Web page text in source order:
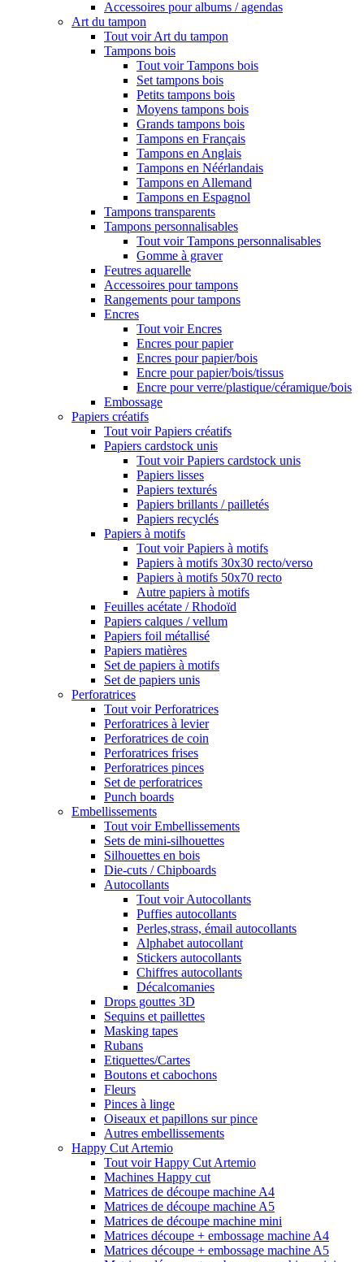
Accessoires pour albums / agendas
Art du tampon
Tout voir Art du tampon
Tampons bois
Tout voir Tampons bois
Set tampons bois
Petits tampons bois
Moyens tampons bois
Grands tampons bois
Tampons en Français
Tampons en Anglais
Tampons en Néérlandais
Tampons en Allemand
Tampons en Espagnol
Tampons transparents
Tampons personnalisables
Tout voir Tampons personnalisables
Gomme à graver
Feutres aquarelle
Accessoires pour tampons
Rangements pour tampons
Encres
Tout voir Encres
Encres pour papier
Encres pour papier/bois
Encre pour papier/bois/tissus
Encre pour verre/plastique/céramique/bois
Embossage
Papiers créatifs
Tout voir Papiers créatifs
Papiers cardstock unis
Tout voir Papiers cardstock unis
Papiers lisses
Papiers texturés
Papiers brillants / pailletés
Papiers recyclés
Papiers à motifs
Tout voir Papiers à motifs
Papiers à motifs 30x30 recto/verso
Papiers à motifs 50x70 recto
Autre papiers à motifs
Feuilles acétate / Rhodoïd
Papiers calques / vellum
Papiers foil métallisé
Papiers matières
Set de papiers à motifs
Set de papiers unis
Perforatrices
Tout voir Perforatrices
Perforatrices à levier
Perforatrices de coin
Perforatrices frises
Perforatrices pinces
Set de perforatrices
Punch boards
Embellissements
Tout voir Embellissements
Sets de mini-silhouettes
Silhouettes en bois
Die-cuts / Chipboards
Autocollants
Tout voir Autocollants
Puffies autocollants
Perles,strass, émail autocollants
Alphabet autocollant
Stickers autocollants
Chiffres autocollants
Décalcomanies
Drops gouttes 3D
Sequins et paillettes
Masking tapes
Rubans
Etiquettes/Cartes
Boutons et cabochons
Fleurs
Pinces à linge
Oiseaux et papillons sur pince
Autres embellissements
Happy Cut Artemio
Tout voir Happy Cut Artemio
Machines Happy cut
Matrices de découpe machine A4
Matrices de découpe machine A5
Matrices de découpe machine mini
Matrices découpe + embossage machine A4
Matrices découpe + embossage machine A5